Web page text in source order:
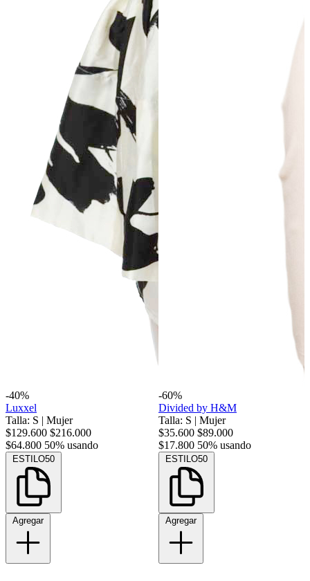
-40%
Luxxel
Talla: S | Mujer
$129.600 $216.000
$64.800 50% usando
ESTILO50
Agregar
-60%
Divided by H&M
Talla: S | Mujer
$35.600 $89.000
$17.800 50% usando
ESTILO50
Agregar